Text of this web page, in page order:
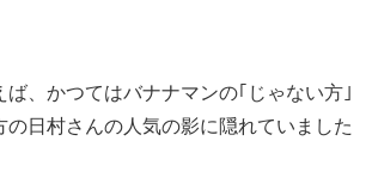
ば、かつてはバナナマンの｢じゃない方｣
の日村さんの人気の影に隠れていました